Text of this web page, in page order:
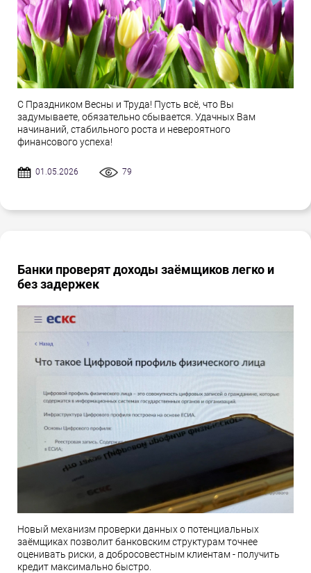
С Праздником Весны и Труда! Пусть всё, что Вы
задумываете, обязательно сбывается. Удачных Вам
начинаний, стабильного роста и невероятного
финансового успеха!
01.05.2026 79
Банки проверят доходы заёмщиков легко и
без задержек
Новый механизм проверки данных о потенциальных
заёмщиках позволит банковским структурам точнее
оценивать риски, а добросовестным клиентам - получить
кредит максимально быстро.